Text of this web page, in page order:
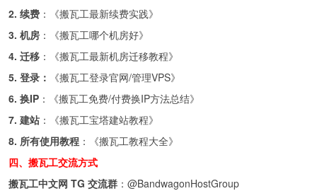
2. 续费 ：《搬瓦工最新续费实践》
3. 机房 ：《搬瓦工哪个机房好》
4. 迁移 ：《搬瓦工最新机房迁移教程》
5. 登录：
《搬瓦工登录官网/管理VPS》
6. 换IP ：《搬瓦工免费/付费换IP方法总结》
7. 建站 ：《搬瓦工宝塔建站教程》
8. 所有使用教程 ：《搬瓦工教程大全》
四、搬瓦工交流方式
搬瓦工中文网 TG 交流群 ： @BandwagonHostGroup